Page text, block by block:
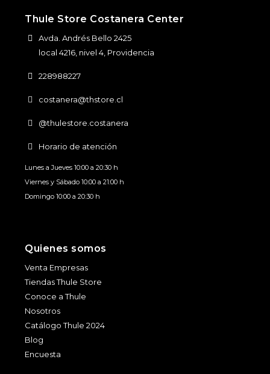
Thule Store Costanera Center
Avda. Andrés Bello 2425
local 4216, nivel 4, Providencia
228988227
costanera@thstore.cl
@thulestore.costanera
Horario de atención
Lunes a Jueves 10:00 a 20:30 h
Viernes y Sábado 10:00 a 21:00 h
Domingo 10:00 a 20:30 h
Quienes somos
Venta Empresas
Tiendas Thule Store
Conoce a Thule
Nosotros
Catálogo Thule 2024
Blog
Encuesta